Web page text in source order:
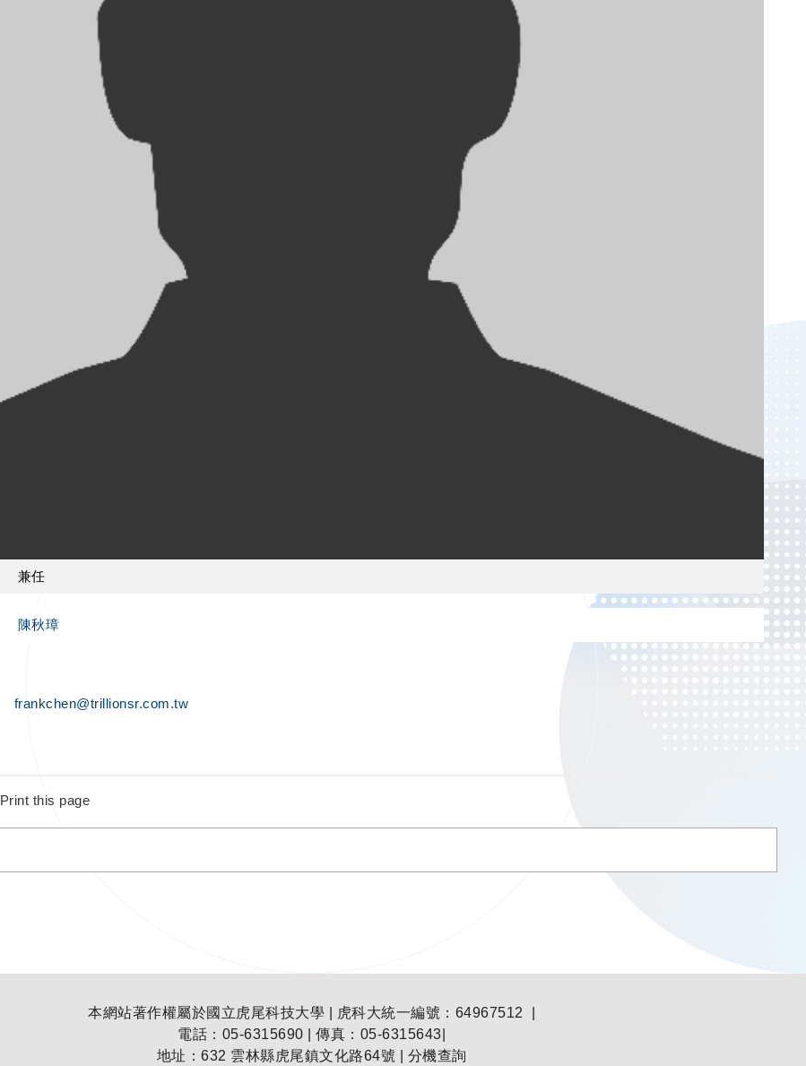
兼任
陳秋璋
frankchen@trillionsr.com.tw
Print this page
本網站著作權屬於國立虎尾科技大學 | 虎科大統一編號：64967512 |
電話：05-6315690 | 傳真：05-6315643|
地址：632 雲林縣虎尾鎮文化路64號 分機查詢